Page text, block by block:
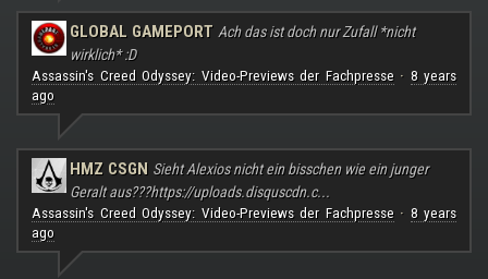
GLOBAL GAMEPORT Ach das ist doch nur Zufall *nicht
wirklich* :D
Assassin's Creed Odyssey: Video-Previews der Fachpresse· 8 years
ago
HMZ CSGN Sieht Alexios nicht ein bisschen wie ein junger
Geralt aus???https://uploads.disquscdn.c...
Assassin's Creed Odyssey: Video-Previews der Fachpresse· 8 years
ago